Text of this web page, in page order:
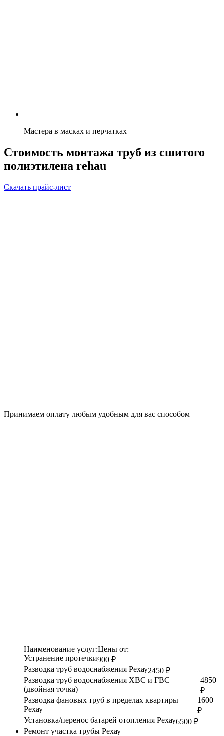
Мастера в масках и перчатках
Стоимость монтажа труб из сшитого
полиэтилена rehau
Скачать прайс-лист
Принимаем оплату любым удобным для вас способом
Наименование услуг:Цены от:
Устранение протечки900 ₽
Разводка труб водоснабжения Рехау2450 ₽
Разводка труб водоснабжения ХВС и ГВС
(двойная точка)
4850
₽
Разводка фановых труб в пределах квартиры
Рехау
1600
₽
Установка/перенос батарей отопления Рехау6500 ₽
Ремонт участка трубы Рехау